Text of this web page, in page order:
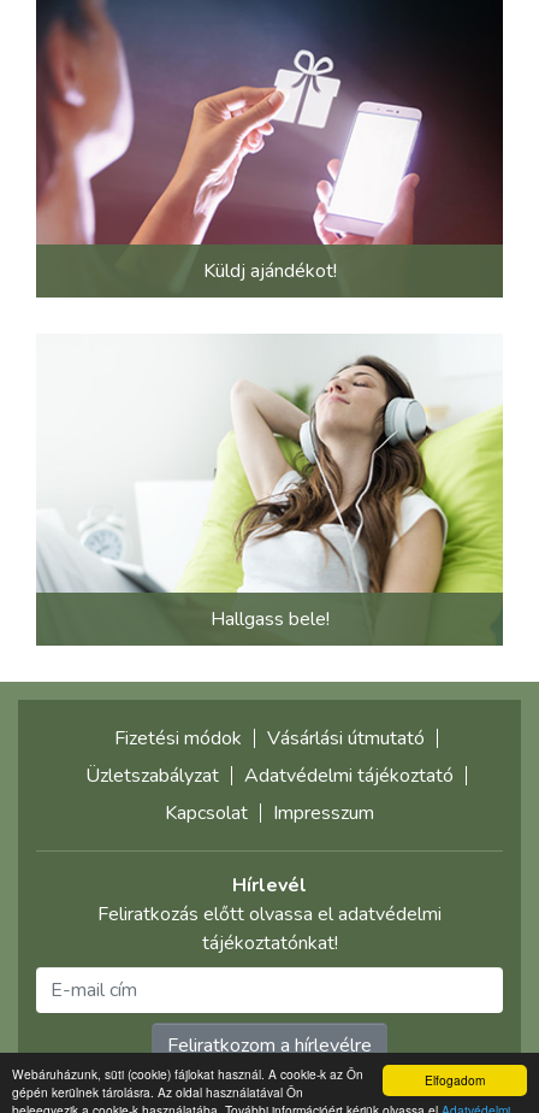
Elfogadom
Webáruházunk, süti (cookie) fájlokat használ. A cookie-k az Ön
gépén kerülnek tárolásra. Az oldal használatával Ön
Küldj ajándékot!
Hallgass bele!
Fizetési módok
Vásárlási útmutató
Üzletszabályzat
Adatvédelmi tájékoztató
Kapcsolat
Impresszum
Hírlevél
Feliratkozás előtt olvassa el adatvédelmi
tájékoztatónkat!
Feliratkozom a hírlevélre
©2021 multimediaplaza.com